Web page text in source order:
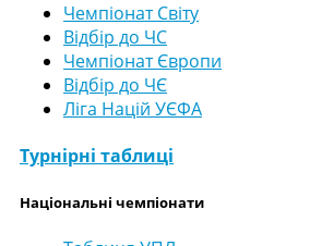
Чемпіонат Світу
Відбір до ЧС
Чемпіонат Європи
Відбір до ЧЄ
Ліга Націй УЄФА
Турнірні таблиці
Національні чемпіонати